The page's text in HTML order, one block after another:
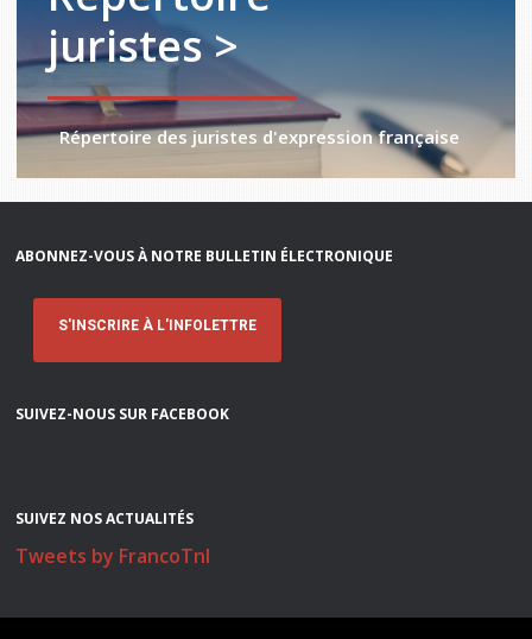
juristes >
Répertoire des juristes d'expression française
ABONNEZ-VOUS À NOTRE BULLETIN ÉLECTRONIQUE
S'INSCRIRE À L'INFOLETTRE
SUIVEZ-NOUS SUR FACEBOOK
SUIVEZ NOS ACTUALITÉS
Tweets by FrancoTnl